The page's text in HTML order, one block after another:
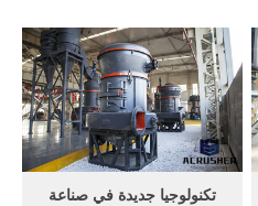
إنتاج الإسمنت ...
تكنولوجيا جديدة في صناعة